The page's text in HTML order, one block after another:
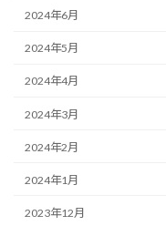
2024年6月
2024年5月
2024年4月
2024年3月
2024年2月
2024年1月
2023年12月